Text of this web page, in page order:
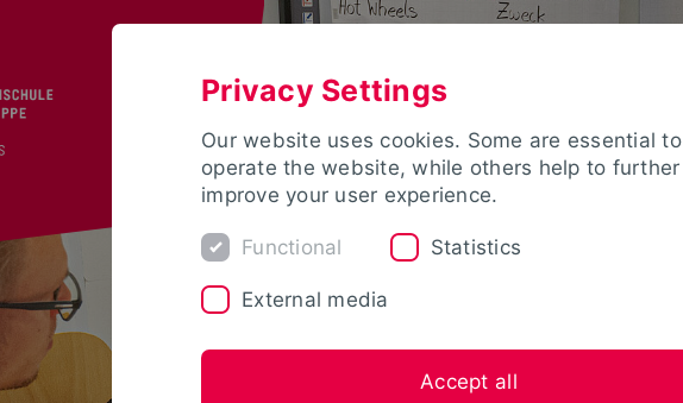
Privacy Settings
Our website uses cookies. Some are essential to
operate the website, while others help to further
improve your user experience.
Functional Statistics
External media
Accept all